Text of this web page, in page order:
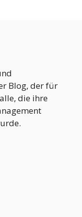
Blog, der für
die ihre